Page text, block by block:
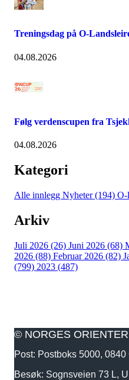
Treningsdag på O-
04.08.2026
Følg verdenscupen fra
04.08.2026
Kategori
Alle innlegg Nyheter (194) O-
Arkiv
Juli 2026 (26) Juni 2026 (68)
2026 (88) Februar 2026 (82)
(799) 2023 (487)
© NORGES
Post: Postboks 5000, 0840
Besøk: Sognsveien 73 L,